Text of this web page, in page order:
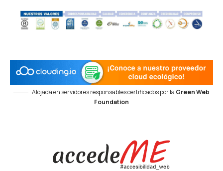
Alojada en servidores responsables certificados por la Green Web
Foundation